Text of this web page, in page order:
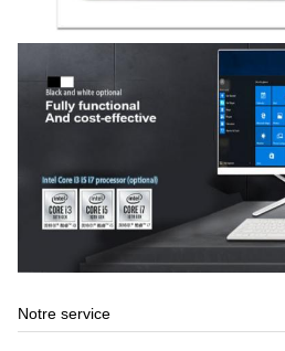
Notre service